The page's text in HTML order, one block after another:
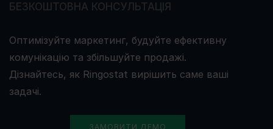
БЕЗКОШТОВНА КОНСУЛЬТАЦІЯ
Оптимізуйте маркетинг, будуйте ефективну
комунікацію та збільшуйте продажі.
Дізнайтесь, як Ringostat вирішить саме ваші
задачі.
ЗАМОВИТИ ДЕМО